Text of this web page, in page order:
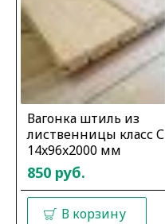
Вагонка штиль из
лиственницы класс С
14x96x2000 мм
850 руб.
В корзину